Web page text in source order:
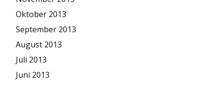
Oktober 2013
September 2013
August 2013
Juli 2013
Juni 2013